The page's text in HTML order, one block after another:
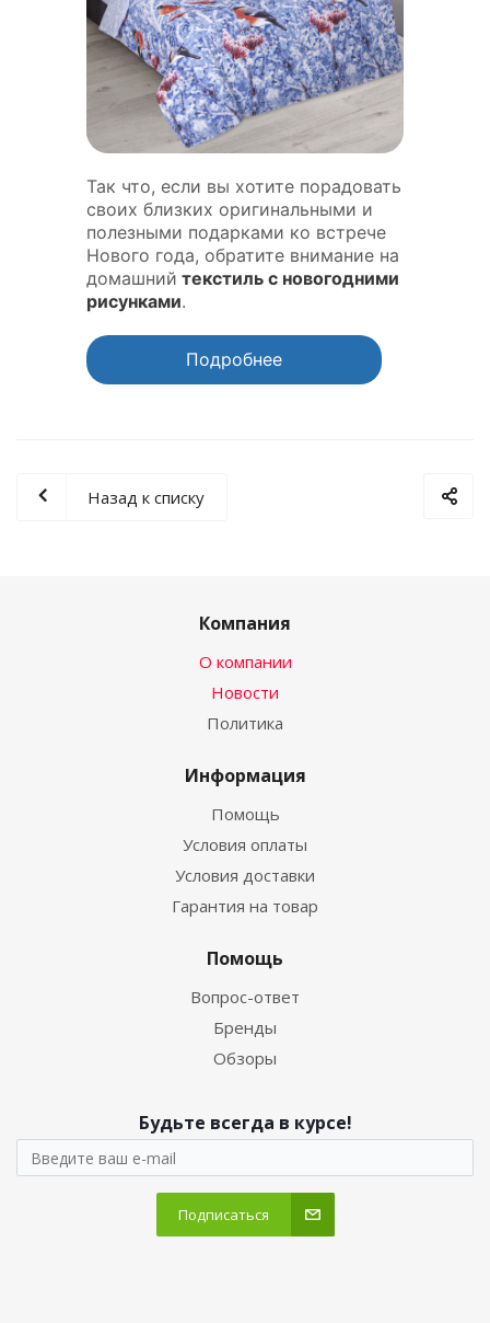
Так что, если вы хотите порадовать
своих близких оригинальными и
полезными подарками ко встрече
Нового года, обратите внимание на
домашний текстиль с новогодними
рисунками.
Подробнее
Назад к списку
Компания
О компании
Новости
Политика
Информация
Помощь
Условия оплаты
Условия доставки
Гарантия на товар
Помощь
Вопрос-ответ
Бренды
Обзоры
Будьте всегда в курсе!
Подписаться